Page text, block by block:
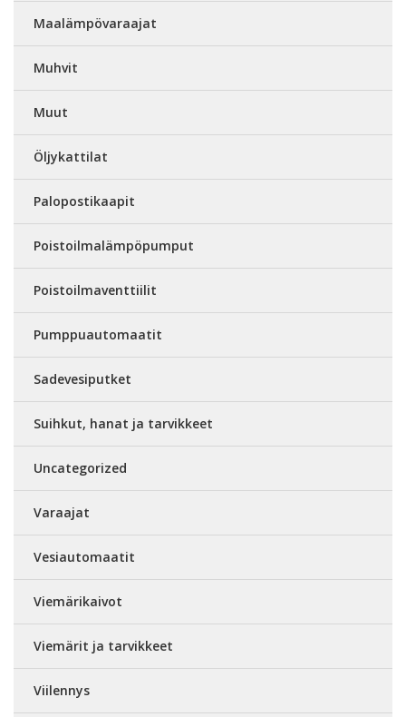
Maalämpövaraajat
Muhvit
Muut
Öljykattilat
Palopostikaapit
Poistoilmalämpöpumput
Poistoilmaventtiilit
Pumppuautomaatit
Sadevesiputket
Suihkut, hanat ja tarvikkeet
Uncategorized
Varaajat
Vesiautomaatit
Viemärikaivot
Viemärit ja tarvikkeet
Viilennys